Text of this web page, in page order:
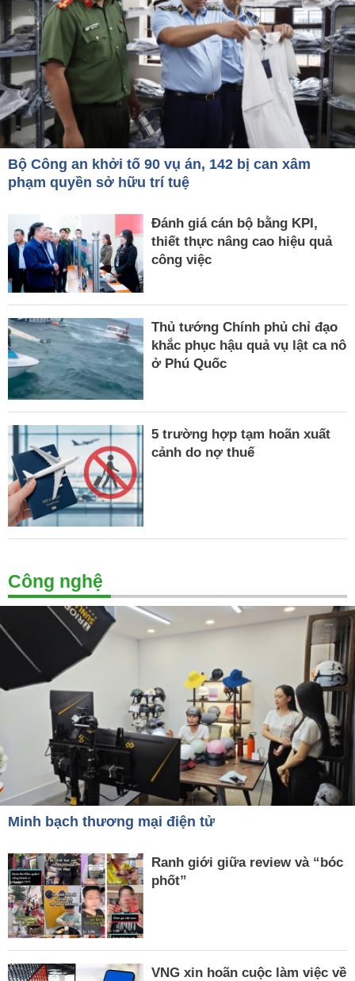
Bộ Công an khởi tố 90 vụ án, 142 bị can xâm
phạm quyền sở hữu trí tuệ
Đánh giá cán bộ bằng KPI,
thiết thực nâng cao hiệu quả
công việc
Thủ tướng Chính phủ chỉ đạo
khắc phục hậu quả vụ lật ca nô
ở Phú Quốc
5 trường hợp tạm hoãn xuất
cảnh do nợ thuế
Công nghệ
Minh bạch thương mại điện tử
Ranh giới giữa review và “bóc
phốt”
VNG xin hoãn cuộc làm việc về